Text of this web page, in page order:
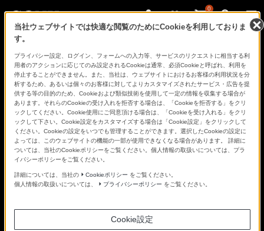
0
あ、
見
た
こ
と
の
な
い
世
界
へ。
α
Universe
当社ウェブサイトでは快適な閲覧のためにCookieを利用しておりま
す。
プライバシー設定、ログイン、フォームへの入力等、サービスのリクエストに相当する利
用者のアクションに応じてのみ設定されるCookieは通常、必須Cookieと呼ばれ、利用を
停止することができません。また、当社は、ウェブサイトにおけるお客様の利用状況を分
析するため、あるいは個々のお客様に対してよりカスタマイズされたサービス・広告を提
供する等の目的のため、Cookieおよび類似技術を使用して一定の情報を収集する場合が
あります。それらのCookieの受け入れを拒否する場合は、「Cookieを拒否する」をクリ
ックしてください。Cookie使用にご同意頂ける場合は、「Cookieを受け入れる」をクリ
ックして下さい。Cookie設定をカスタマイズする場合は「Cookie設定」をクリックして
ください。Cookieの設定をいつでも管理することができます。選択したCookieの設定に
よっては、このウェブサイトの機能の一部が使用できなくなる場合があります。 詳細に
ついては、当社のCookieポリシーをご覧ください。個人情報の取扱いについては、プラ
イバシーポリシーをご覧ください。
詳細については、当社の Cookieポリシー をご覧ください。
個人情報の取扱いについては、
プライバシーポリシー をご覧ください。
Cookie設定